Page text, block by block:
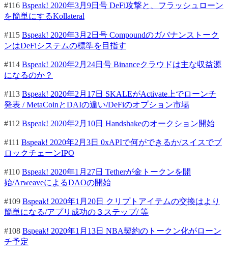
#116 Bspeak! 2020年3月9日号 DeFi攻撃と、フラッシュローン
を簡単にするKollateral
#115 Bspeak! 2020年3月2日号 Compoundのガバナンストーク
ンはDeFiシステムの標準を目指す
#114 Bspeak! 2020年2月24日号 Binanceクラウドは主な収益源
になるのか？
#113 Bspeak! 2020年2月17日 SKALEがActivate上でローンチ
発表 / MetaCoinとDAIの違い/DeFiのオプション市場
#112 Bspeak! 2020年2月10日 Handshakeのオークション開始
#111 Bspeak! 2020年2月3日 0xAPIで何ができるか/スイスでブ
ロックチェーンIPO
#110 Bspeak! 2020年1月27日 Tetherが金トークンを開
始/ArweaveによるDAOの開始
#109 Bspeak! 2020年1月20日 クリプトアイテムの交換はより
簡単になる/アプリ成功の３ステップ/ 等
#108 Bspeak! 2020年1月13日 NBA契約のトークン化がローン
チ予定